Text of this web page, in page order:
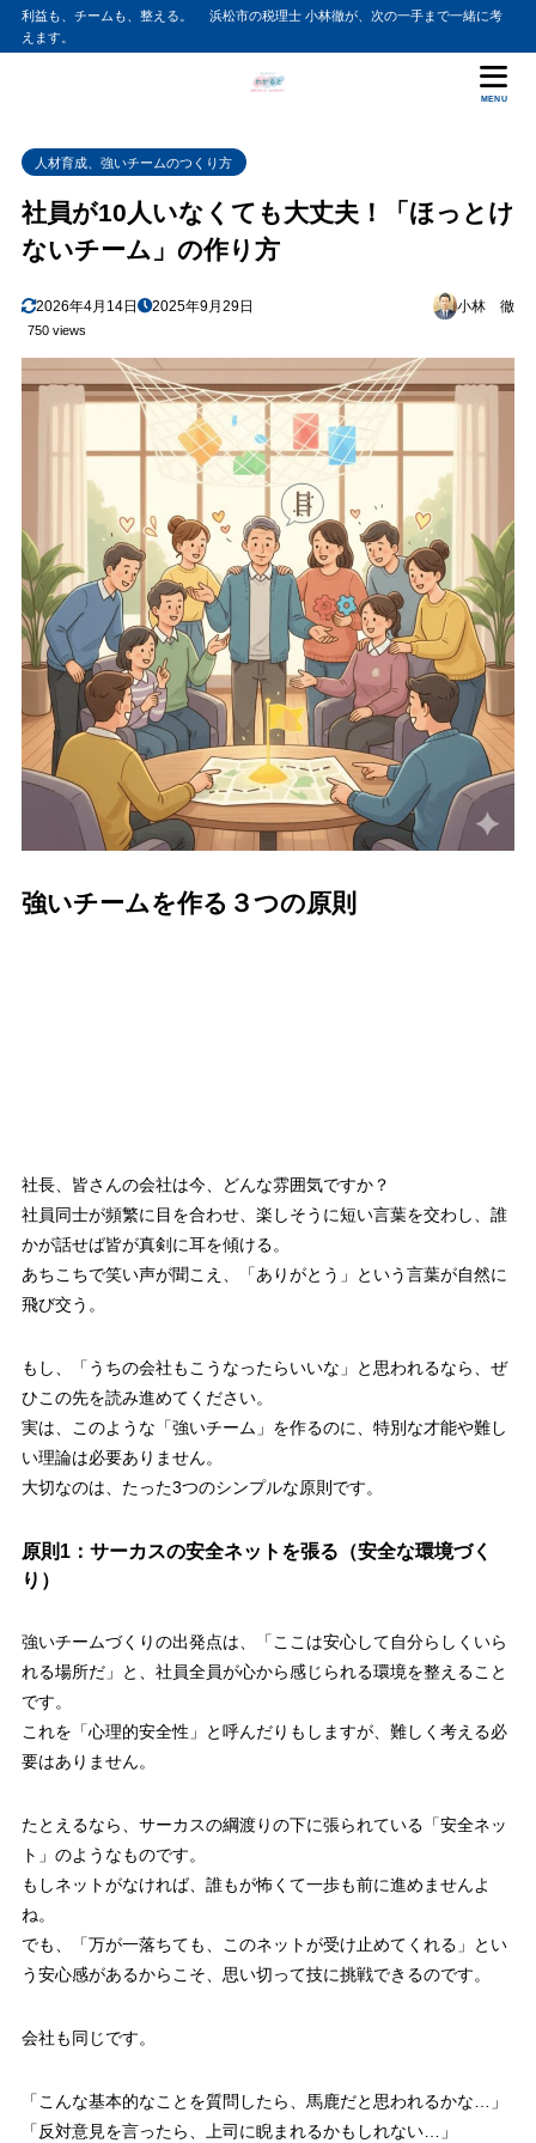
利益も、チームも、整える。 浜松市の税理士 小林徹が、次の一手まで一緒に考
えます。
MENU
人材育成、強いチームのつくり方
社員が10人いなくても大丈夫！「ほっとけ
ないチーム」の作り方
2026年4月14日 2025年9月29日 小林 徹
750 views
強いチームを作る３つの原則
社長、皆さんの会社は今、どんな雰囲気ですか？
社員同士が頻繁に目を合わせ、楽しそうに短い言葉を交わし、誰
かが話せば皆が真剣に耳を傾ける。
あちこちで笑い声が聞こえ、「ありがとう」という言葉が自然に
飛び交う。
もし、「うちの会社もこうなったらいいな」と思われるなら、ぜ
ひこの先を読み進めてください。
実は、このような「強いチーム」を作るのに、特別な才能や難し
い理論は必要ありません。
大切なのは、たった3つのシンプルな原則です。
原則1：サーカスの安全ネットを張る（安全な環境づく
り）
強いチームづくりの出発点は、「ここは安心して自分らしくいら
れる場所だ」と、社員全員が心から感じられる環境を整えること
です。
これを「心理的安全性」と呼んだりもしますが、難しく考える必
要はありません。
たとえるなら、サーカスの綱渡りの下に張られている「安全ネッ
ト」のようなものです。
もしネットがなければ、誰もが怖くて一歩も前に進めませんよ
ね。
でも、「万が一落ちても、このネットが受け止めてくれる」とい
う安心感があるからこそ、思い切って技に挑戦できるのです。
会社も同じです。
「こんな基本的なことを質問したら、馬鹿だと思われるかな…」
「反対意見を言ったら、上司に睨まれるかもしれない…」